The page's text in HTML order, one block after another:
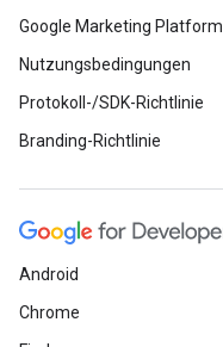
Google Marketing Platform
Nutzungsbedingungen
Protokoll-/SDK-Richtlinie
Branding-Richtlinie
Android
Chrome